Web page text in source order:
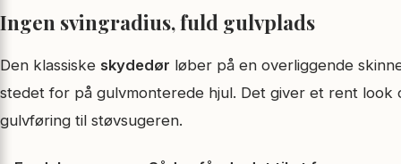
Ingen svingradius, fuld gulvplads
Den klassiske skydedør løber på en overliggende
stedet for på gulv­monterede hjul. Det giver et rent look
gulvføring til støvsugeren.